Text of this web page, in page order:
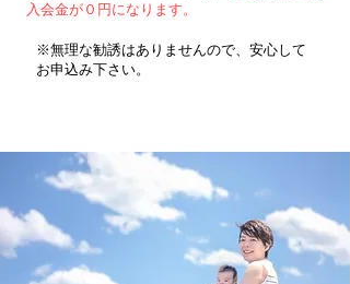
入会金が０円になります。
​※無理な勧誘はありませんので、安心して
お申込み下さい。